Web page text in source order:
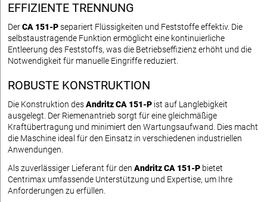
EFFIZIENTE TRENNUNG
DerCA 151-Psepariert Flüssigkeiten und Feststoffe effektiv. Die
selbstaustragende Funktion ermöglicht eine kontinuierliche
Entleerung des Feststoffs, was die Betriebseffizienz erhöht und die
Notwendigkeit für manuelle Eingriffe reduziert.
ROBUSTE KONSTRUKTION
Die Konstruktion desAndritz CA 151-P ist auf Langlebigkeit
ausgelegt. Der Riemenantrieb sorgt für eine gleichmäßige
Kraftübertragung und minimiert den Wartungsaufwand. Dies macht
die Maschine ideal für den Einsatz in verschiedenen industriellen
Anwendungen.
Als zuverlässiger Lieferant für den Andritz CA 151-P bietet
Centrimax umfassende Unterstützung und Expertise, um Ihre
Anforderungen zu erfüllen.